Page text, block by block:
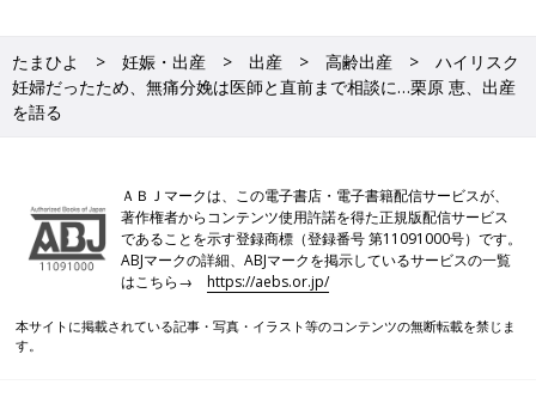
たまひよ 妊娠・出産 出産 高齢出産
ハイリスク
妊婦だったため、無痛分娩は医師と直前まで相談に…栗原 恵、出産
を語る
ＡＢＪマークは、この電子書店・電子書籍配信サービスが、
著作権者からコンテンツ使用許諾を得た正規版配信サービス
であることを示す登録商標（登録番号 第11091000号）です。
ABJマークの詳細、ABJマークを掲示しているサービスの一覧
はこちら→https://aebs.or.jp/
本サイトに掲載されている記事・写真・イラスト等のコンテンツの無断転載を禁じま
す。